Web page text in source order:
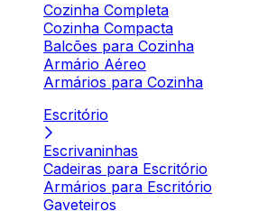
Cozinha Completa
Cozinha Compacta
Balcões para Cozinha
Armário Aéreo
Armários para Cozinha
Escritório
Escrivaninhas
Cadeiras para Escritório
Armários para Escritório
Gaveteiros